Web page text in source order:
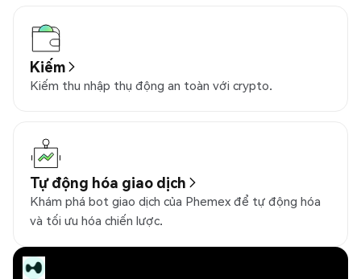
Kiếm
Kiếm thu nhập thụ động an toàn với crypto.
Tự động hóa giao dịch
Khám phá bot giao dịch của Phemex để tự động hóa
và tối ưu hóa chiến lược.